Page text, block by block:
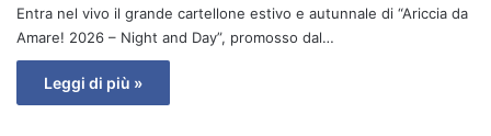
Entra nel vivo il grande cartellone estivo e autunnale di “Ariccia da
Amare! 2026 – Night and Day”, promosso dal…
Leggi di più »